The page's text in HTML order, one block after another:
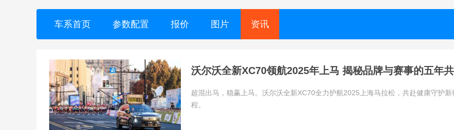
车系首页 参数配置 报价 图片 资讯
超混出马，稳赢上马。沃尔沃全新XC70全力护航2025上海马拉松，共赴健康守护新
程。